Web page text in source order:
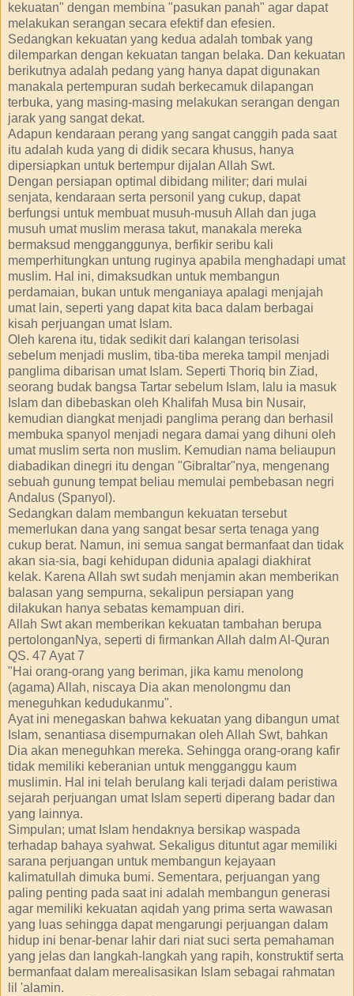
kekuatan" dengan membina "pasukan panah" agar dapat
melakukan serangan secara efektif dan efesien.
Sedangkan kekuatan yang kedua adalah tombak yang
dilemparkan dengan kekuatan tangan belaka. Dan kekuatan
berikutnya adalah pedang yang hanya dapat digunakan
manakala pertempuran sudah berkecamuk dilapangan
terbuka, yang masing-masing melakukan serangan dengan
jarak yang sangat dekat.
Adapun kendaraan perang yang sangat canggih pada saat
itu adalah kuda yang di didik secara khusus, hanya
dipersiapkan untuk bertempur dijalan Allah Swt.
Dengan persiapan optimal dibidang militer; dari mulai
senjata, kendaraan serta personil yang cukup, dapat
berfungsi untuk membuat musuh-musuh Allah dan juga
musuh umat muslim merasa takut, manakala mereka
bermaksud mengganggunya, berfikir seribu kali
memperhitungkan untung ruginya apabila menghadapi umat
muslim. Hal ini, dimaksudkan untuk membangun
perdamaian, bukan untuk menganiaya apalagi menjajah
umat lain, seperti yang dapat kita baca dalam berbagai
kisah perjuangan umat Islam.
Oleh karena itu, tidak sedikit dari kalangan terisolasi
sebelum menjadi muslim, tiba-tiba mereka tampil menjadi
panglima dibarisan umat Islam. Seperti Thoriq bin Ziad,
seorang budak bangsa Tartar sebelum Islam, lalu ia masuk
Islam dan dibebaskan oleh Khalifah Musa bin Nusair,
kemudian diangkat menjadi panglima perang dan berhasil
membuka spanyol menjadi negara damai yang dihuni oleh
umat muslim serta non muslim. Kemudian nama beliaupun
diabadikan dinegri itu dengan "Gibraltar"nya, mengenang
sebuah gunung tempat beliau memulai pembebasan negri
Andalus (Spanyol).
Sedangkan dalam membangun kekuatan tersebut
memerlukan dana yang sangat besar serta tenaga yang
cukup berat. Namun, ini semua sangat bermanfaat dan tidak
akan sia-sia, bagi kehidupan didunia apalagi diakhirat
kelak. Karena Allah swt sudah menjamin akan memberikan
balasan yang sempurna, sekalipun persiapan yang
dilakukan hanya sebatas kemampuan diri.
Allah Swt akan memberikan kekuatan tambahan berupa
pertolonganNya, seperti di firmankan Allah dalm Al-Quran
QS. 47 Ayat 7
"Hai orang-orang yang beriman, jika kamu menolong
(agama) Allah, niscaya Dia akan menolongmu dan
meneguhkan kedudukanmu".
Ayat ini menegaskan bahwa kekuatan yang dibangun umat
Islam, senantiasa disempurnakan oleh Allah Swt, bahkan
Dia akan meneguhkan mereka. Sehingga orang-orang kafir
tidak memiliki keberanian untuk mengganggu kaum
muslimin. Hal ini telah berulang kali terjadi dalam peristiwa
sejarah perjuangan umat Islam seperti diperang badar dan
yang lainnya.
Simpulan; umat Islam hendaknya bersikap waspada
terhadap bahaya syahwat. Sekaligus dituntut agar memiliki
sarana perjuangan untuk membangun kejayaan
kalimatullah dimuka bumi. Sementara, perjuangan yang
paling penting pada saat ini adalah membangun generasi
agar memiliki kekuatan aqidah yang prima serta wawasan
yang luas sehingga dapat mengarungi perjuangan dalam
hidup ini benar-benar lahir dari niat suci serta pemahaman
yang jelas dan langkah-langkah yang rapih, konstruktif serta
bermanfaat dalam merealisasikan Islam sebagai rahmatan
lil 'alamin.